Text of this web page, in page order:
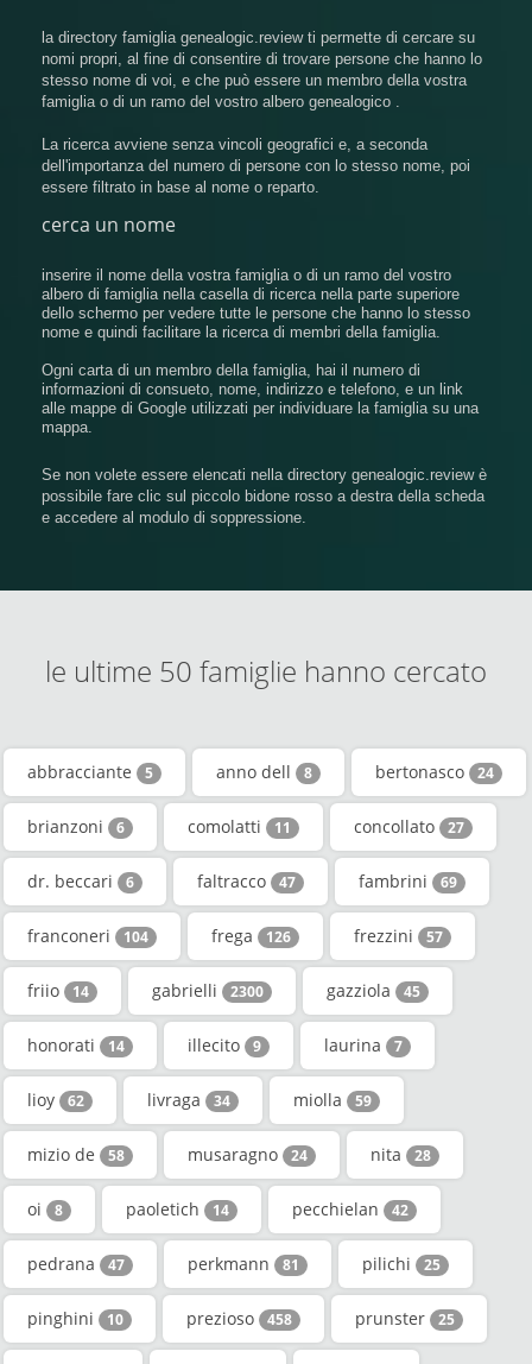
la directory famiglia genealogic.review ti permette di cercare su
nomi propri, al fine di consentire di trovare persone che hanno lo
stesso nome di voi, e che può essere un membro della vostra
famiglia o di un ramo del vostro albero genealogico .
La ricerca avviene senza vincoli geografici e, a seconda
dell'importanza del numero di persone con lo stesso nome, poi
essere filtrato in base al nome o reparto.
cerca un nome
inserire il nome della vostra famiglia o di un ramo del vostro
albero di famiglia nella casella di ricerca nella parte superiore
dello schermo per vedere tutte le persone che hanno lo stesso
nome e quindi facilitare la ricerca di membri della famiglia.
Ogni carta di un membro della famiglia, hai il numero di
informazioni di consueto, nome, indirizzo e telefono, e un link
alle mappe di Google utilizzati per individuare la famiglia su una
mappa.
Se non volete essere elencati nella directory genealogic.review è
possibile fare clic sul piccolo bidone rosso a destra della scheda
e accedere al modulo di soppressione.
le ultime 50 famiglie hanno cercato
abbracciante 5 anno dell 8 bertonasco 24
brianzoni 6 comolatti 11 concollato 27
dr. beccari 6 faltracco 47 fambrini 69
franconeri 104 frega 126 frezzini 57
friio 14 gabrielli 2300 gazziola 45
honorati 14 illecito 9 laurina 7
lioy 62 livraga 34 miolla 59
mizio de 58 musaragno 24 nita 28
oi 8 paoletich 14 pecchielan 42
pedrana 47 perkmann 81 pilichi 25
pinghini 10 prezioso 458 prunster 25